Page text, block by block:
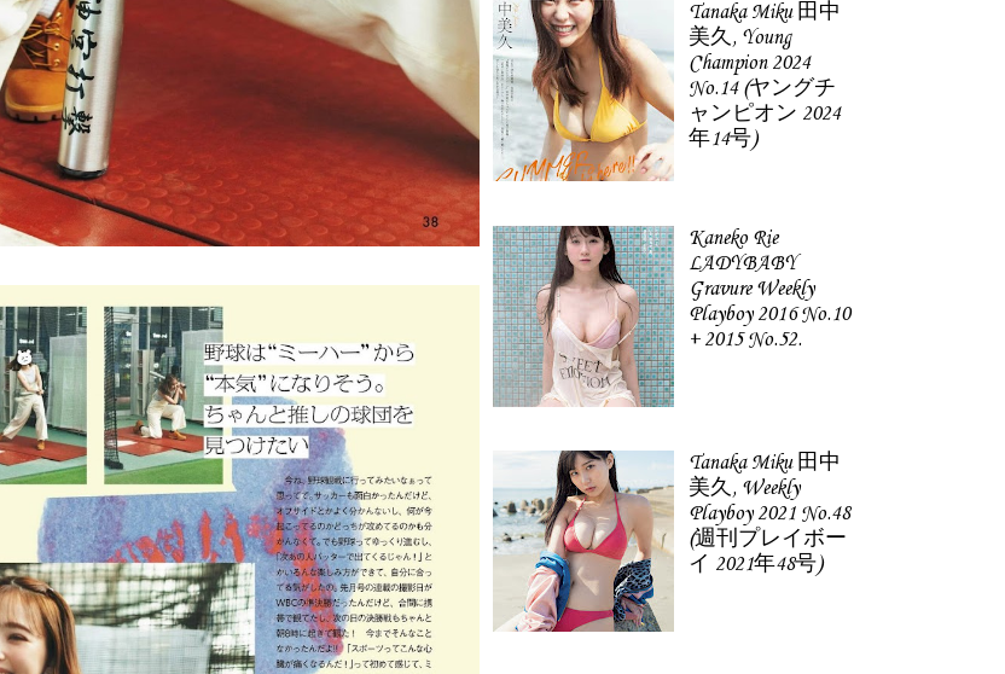
Tanaka Miku 田中
美久, Young
Champion 2024
No.14 (ヤングチ
ャンピオン 2024
年14号)
Kaneko Rie
LADYBABY
Gravure Weekly
Playboy 2016 No.10
+ 2015 No.52.
Tanaka Miku 田中
美久, Weekly
Playboy 2021 No.48
(週刊プレイボー
イ 2021年48号)